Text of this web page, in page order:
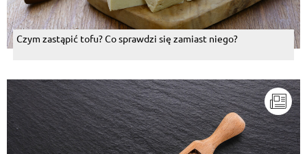
Czym zastąpić tofu? Co sprawdzi się zamiast niego?